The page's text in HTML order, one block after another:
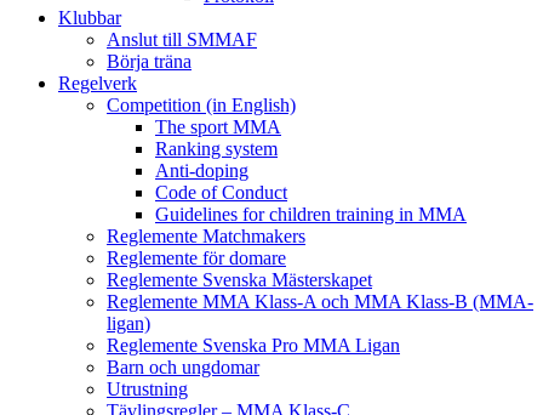
Klubbar
Anslut till SMMAF
Börja träna
Regelverk
Competition (in English)
The sport MMA
Ranking system
Anti-doping
Code of Conduct
Guidelines for children training in MMA
Reglemente Matchmakers
Reglemente för domare
Reglemente Svenska Mästerskapet
Reglemente MMA Klass-A och MMA Klass-B (MMA-
ligan)
Reglemente Svenska Pro MMA Ligan
Barn och ungdomar
Utrustning
Tävlingsregler – MMA Klass-C